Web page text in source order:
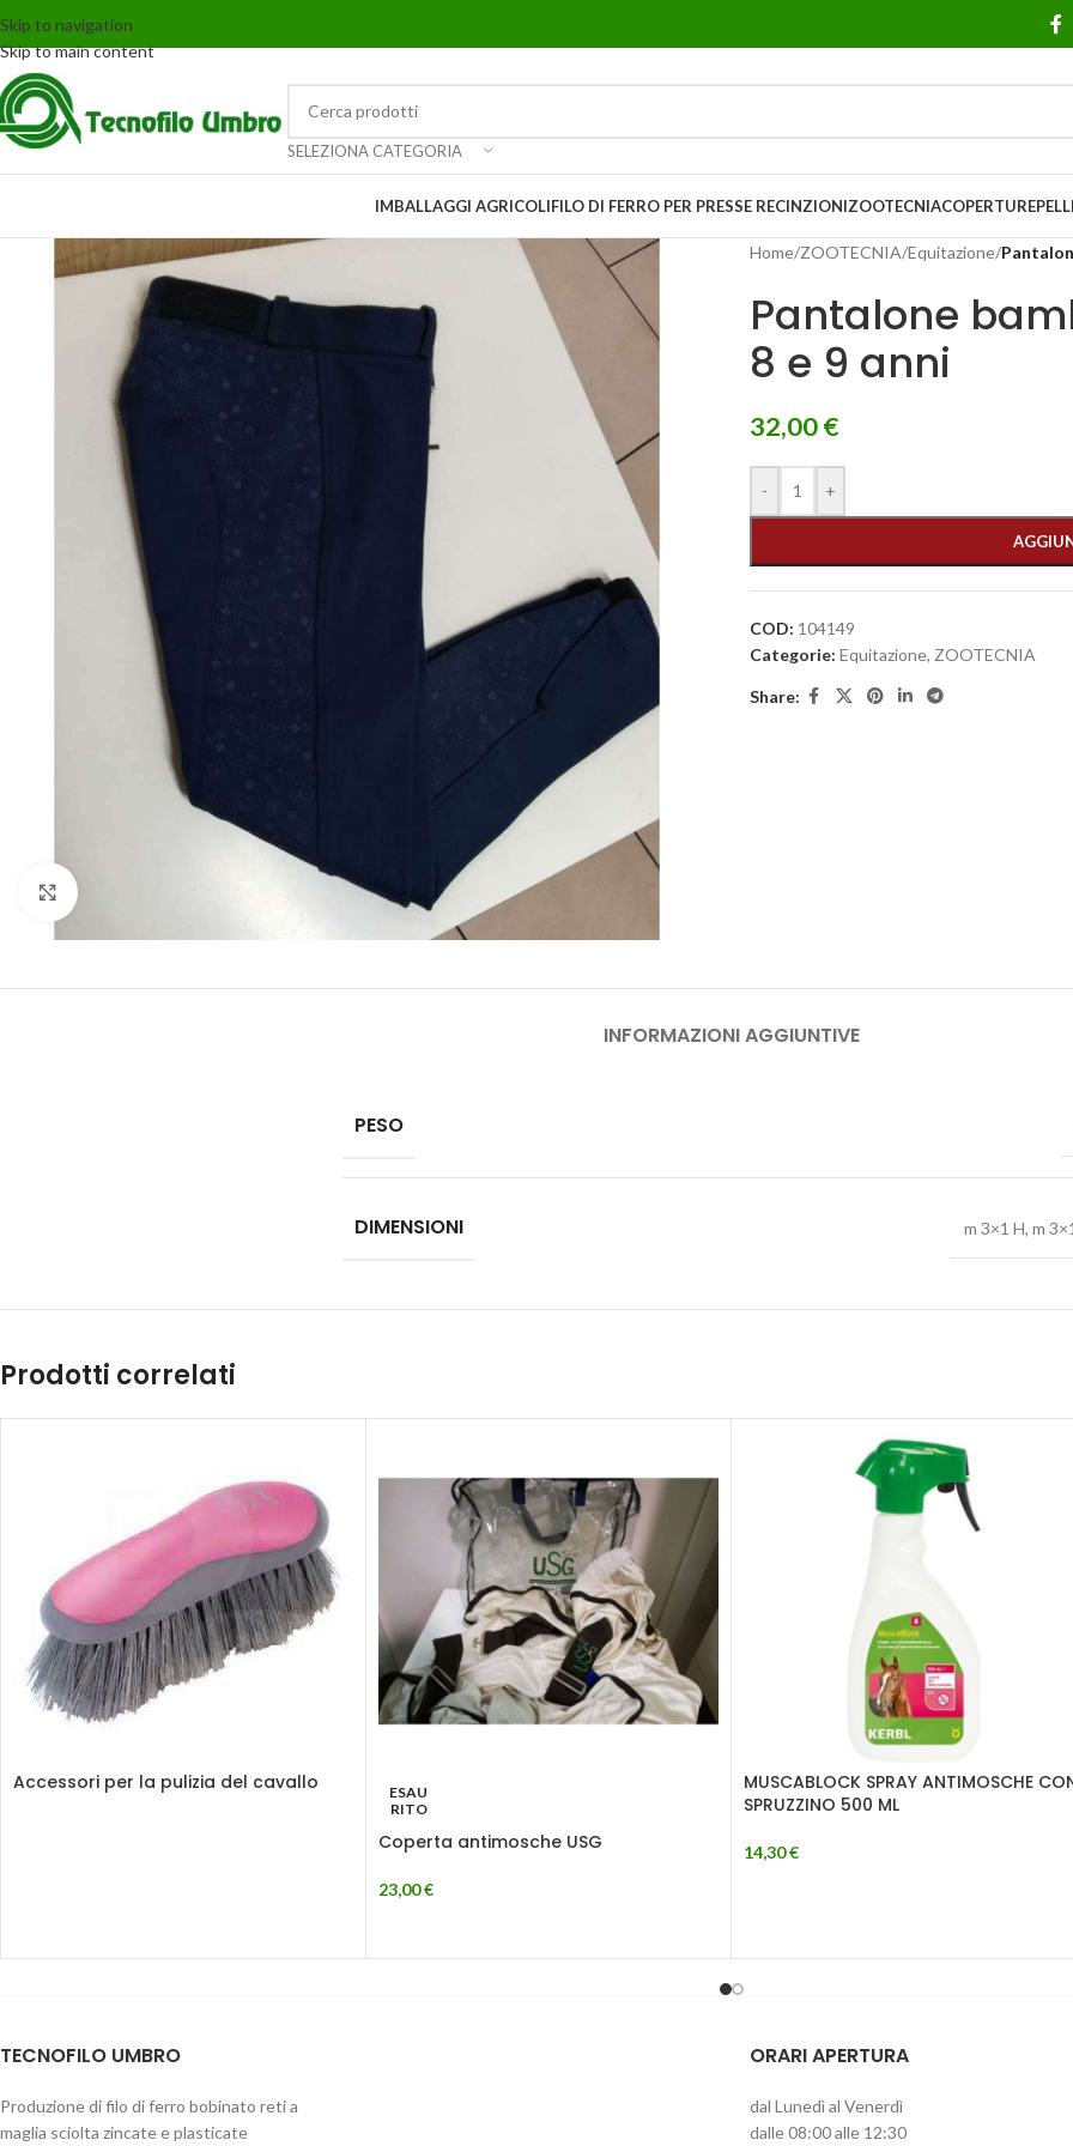
Skip to navigation
Skip to main content
SELEZIONA CATEGORIA
IMBALLAGGI AGRICOLIFILO DI FERRO PER PRESSE RECINZIONIZOOTECNIACOPERTURE
Home/ZOOTECNIA/Equitazione/
Pantalone
8 e 9 anni
32,00€
- +
COD: 104149
Categorie: Equitazione, ZOOTECNIA
Share:
INFORMAZIONI AGGIUNTIVE
PESO
DIMENSIONI m 3×1 H, m
Prodotti correlati
Accessori per la pulizia del cavallo
ESAU
RITO
Coperta antimosche USG
23,00€
MUSCABLOCK SPRAY ANTIMOSCHE
SPRUZZINO 500 ML
14,30€
TECNOFILO UMBRO
Produzione di filo di ferro bobinato reti a
maglia sciolta zincate e plasticate
ORARI APERTURA
dal Lunedì al Venerdì
dalle 08:00 alle 12:30